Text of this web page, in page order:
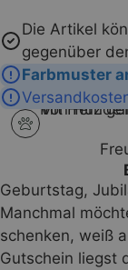
Die Artikel
gegenüber
Farbmuster
Von
Mit Herz
Geburtstag,
Manchmal
schenken, weiß
Gutschein liegst